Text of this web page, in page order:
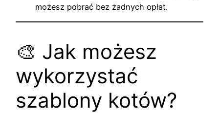
możesz pobrać bez żadnych opłat.
🎨 Jak możesz
wykorzystać
szablony kotów?